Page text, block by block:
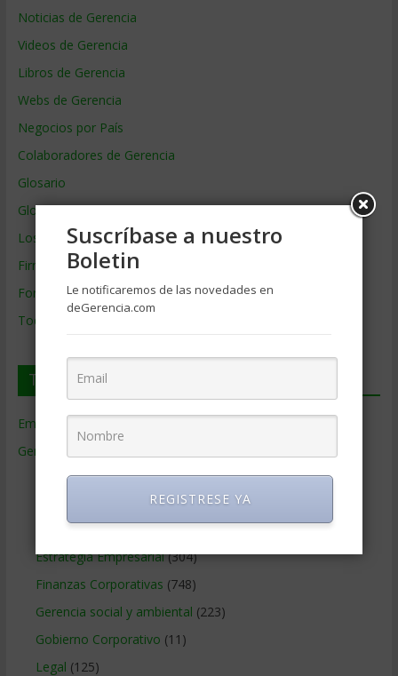
Noticias de Gerencia
Videos de Gerencia
Libros de Gerencia
Webs de Gerencia
Negocios por País
Colaboradores de Gerencia
Glosario
Glosario Inglés – Español
Los mejores MBA
Firmas de Gerencia
Formación de Gerencia
Todos los Temas
Temas de Gerencia
Empresas de Gerencia
Gerencia
Ciencias Económicas(80)
Educacion Gerencial(454)
Estrategia Empresarial(304)
Finanzas Corporativas (748)
Gerencia social y ambiental (223)
Gobierno Corporativo (11)
Legal (125)
Suscríbase a nuestro
Boletin
Le notificaremos de las novedades en
deGerencia.com
REGISTRESE YA